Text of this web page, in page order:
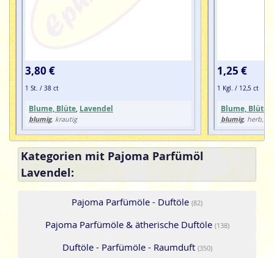
3,80 €
1 St. / 38 ct
Blume, Blüte Lavendel
blumig, krautig
1,25 €
1 Kgl. / 12,5 ct
Blume, Blüte
blumig, herb,
Kategorien mit Pajoma Parfümöl
Lavendel:
Pajoma Parfümöle - Duftöle (82)
Pajoma Parfümöle & ätherische Duftöle (138)
Duftöle - Parfümöle - Raumduft (350)